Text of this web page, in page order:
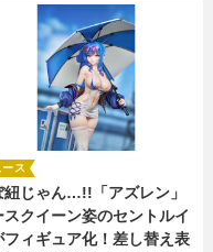
紐じゃん…!!「アズレン」
スクイーン姿のセントルイ
フィギュア化！差し替え表
ス